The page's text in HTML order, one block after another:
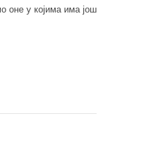
оне у којима има још